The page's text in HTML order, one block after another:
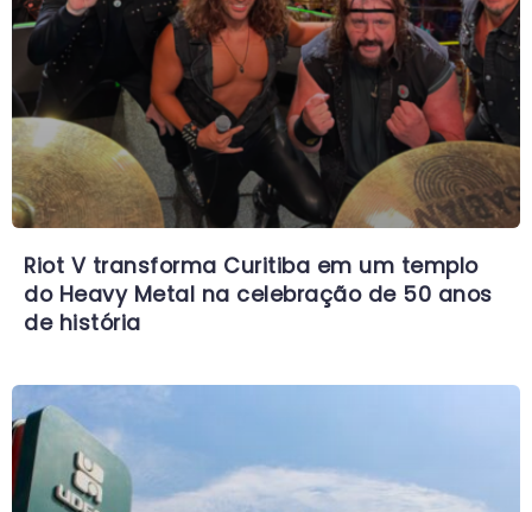
Riot V transforma Curitiba em um templo
do Heavy Metal na celebração de 50 anos
de história